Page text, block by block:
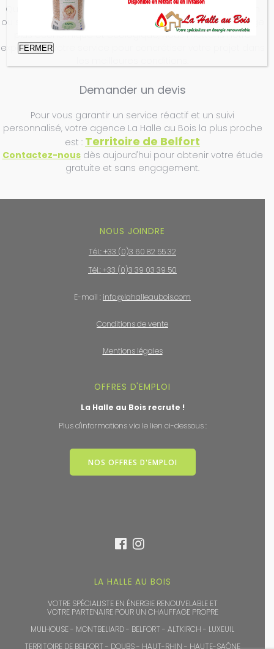
Que vous soyez en phase de construction, de rénovation
ou simplement à la recherche d'une solution de chauffage
plus économique et écologique, nous mettons notre
expertise à votre service pour concrétiser votre projet dans
Demander un devis
Pour vous garantir un service réactif et un suivi
personnalisé, votre agence La Halle au Bois la plus proche
est : Territoire de Belfort
Contactez-nousdès aujourd'hui pour obtenir votre étude
gratuite et sans engagement.
LA HALLE AU BOIS
VOTRE SPÉCIALISTE EN ÉNERGIE RENOUVELABLE ET
VOTRE PARTENAIRE POUR UN CHAUFFAGE PROPRE
MULHOUSE - MONTBELIARD - BELFORT - ALTKIRCH - LUXEUIL
TERRITOIRE DE BELFORT - DOUBS - HAUT-RHIN - HAUTE-SAÔNE
NOUS JOINDRE
Tél.: +33 (0)3 60 82 55 32
Tél.: +33 (0)3 39 03 39 50
E-mail : info@lahalleaubois.com
Conditions de vente
Mentions légales
OFFRES D'EMPLOI
La Halle au Bois recrute !
Plus d'informations via le lien ci-dessous :
NOS OFFRES D'EMPLOI
FERMER